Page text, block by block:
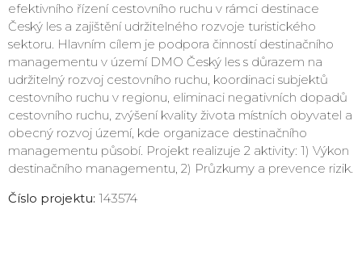
efektivního řízení cestovního ruchu v rámci destinace
Český les a zajištění udržitelného rozvoje turistického
sektoru. Hlavním cílem je podpora činností destinačního
managementu v území DMO Český les s důrazem na
udržitelný rozvoj cestovního ruchu, koordinaci subjektů
cestovního ruchu v regionu, eliminaci negativních dopadů
cestovního ruchu, zvýšení kvality života místních obyvatel a
obecný rozvoj území, kde organizace destinačního
managementu působí. Projekt realizuje 2 aktivity: 1) Výkon
destinačního managementu, 2) Průzkumy a prevence rizik.
Číslo projektu: 143574